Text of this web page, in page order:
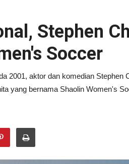
Stephen
Soccer
2001, aktor dan komedian Stephen
yang bernama Shaolin Women's